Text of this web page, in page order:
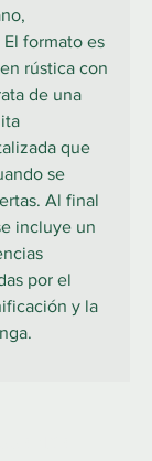
formato es
rústica con
de una
que
se
Al final
incluye un
por el
y la